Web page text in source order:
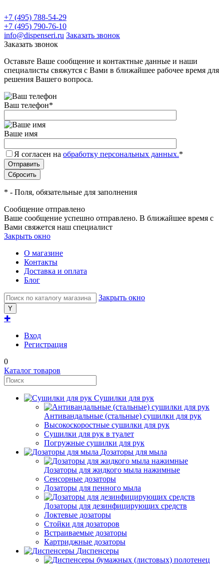
+7 (495) 788-54-29
+7 (495) 790-76-10
info@dispenseri.ru Заказать звонок
Заказать звонок
Оставьте Ваше сообщение и контактные данные и наши
специалисты свяжутся с Вами в ближайшее рабочее время для
решения Вашего вопроса.
Ваш телефон*
Ваше имя
Я согласен на обработку персональных данных.*
* - Поля, обязательные для заполнения
Сообщение отправлено
Ваше сообщение успешно отправлено. В ближайшее время с
Вами свяжется наш специалист
Закрыть окно
О магазине
Контакты
Доставка и оплата
Блог
Закрыть окно
✚
Вход
Регистрация
0
Каталог товаров
Сушилки для рук
Антивандальные (стальные) сушилки для рук
Высокоскоростные сушилки для рук
Сушилки для рук в туалет
Погружные сушилки для рук
Дозаторы для мыла
Дозаторы для жидкого мыла нажимные
Сенсорные дозаторы
Дозаторы для пенного мыла
Дозаторы для дезинфицирующих средств
Локтевые дозаторы
Стойки для дозаторов
Встраиваемые дозаторы
Картриджные дозаторы
Диспенсеры